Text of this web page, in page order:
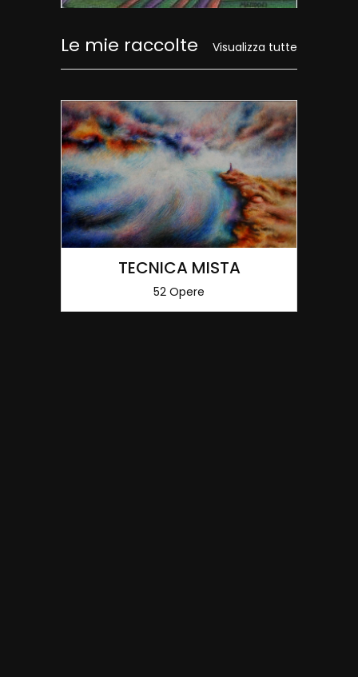
Visualizza tutte
Le mie raccolte
TECNICA MISTA
52 Opere